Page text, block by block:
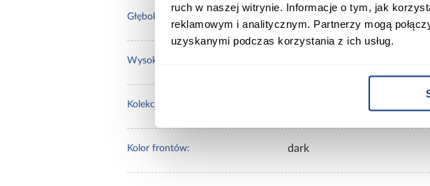
ruch w naszej witrynie. Informacje o tym, jak
reklamowym i analitycznym. Partnerzy mogą
uzyskanymi podczas korzystania z ich usług.
Głębokość [cm]:
Wysokość [cm]:
Kolekcja:
Kolor frontów: dark